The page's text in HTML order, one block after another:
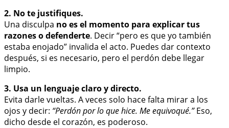
2. No te justifiques.
Una disculpa no es el momento para explicar tus
razones o defenderte. Decir “pero es que yo también
estaba enojado” invalida el acto. Puedes dar contexto
después, si es necesario, pero el perdón debe llegar
limpio.
3. Usa un lenguaje claro y directo.
Evita darle vueltas. A veces solo hace falta mirar a los
ojos y decir: “Perdón por lo que hice. Me equivoqué.”Eso,
dicho desde el corazón, es poderoso.